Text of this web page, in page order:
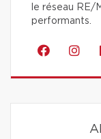
le réseau RE/
performants.